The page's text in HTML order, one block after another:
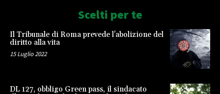
Scelti per te
Il Tribunale di Roma prevede l’abolizione del
diritto alla vita
15 Luglio 2022
DL 127, obbligo Green pass, il sindacato